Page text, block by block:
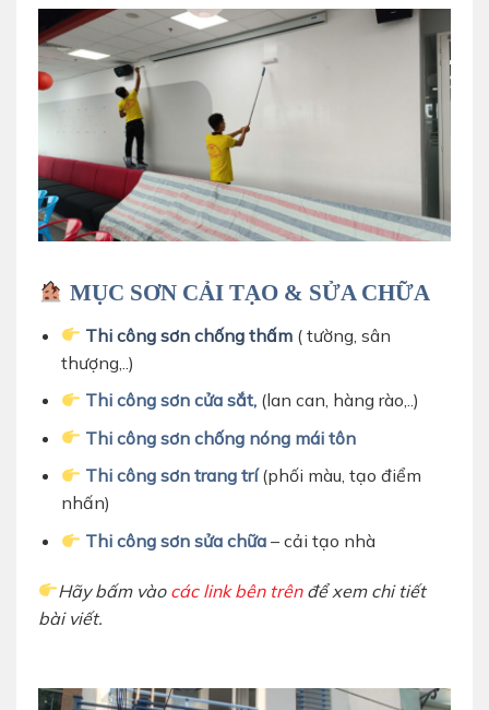
MỤC SƠN CẢI TẠO & SỬA CHỮA
Thi công sơn chống thấm ( tường, sân
thượng,..)
Thi công sơn cửa sắt, (lan can, hàng rào,..)
Thi công sơn chống nóng mái tôn
Thi công sơn trang trí (phối màu, tạo điểm
nhấn)
Thi công sơn sửa chữa – cải tạo nhà
Hãy bấm vào các link bên trênđể xem chi tiết
bài viết.